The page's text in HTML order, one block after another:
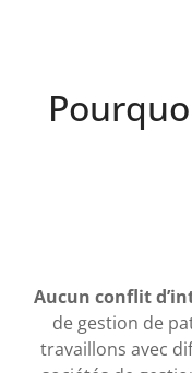
Aucun conflit
de gestion de
travaillons avec